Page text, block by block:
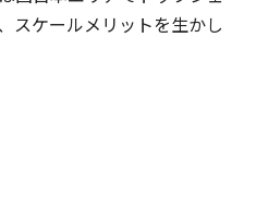
スケールメリットを生かし